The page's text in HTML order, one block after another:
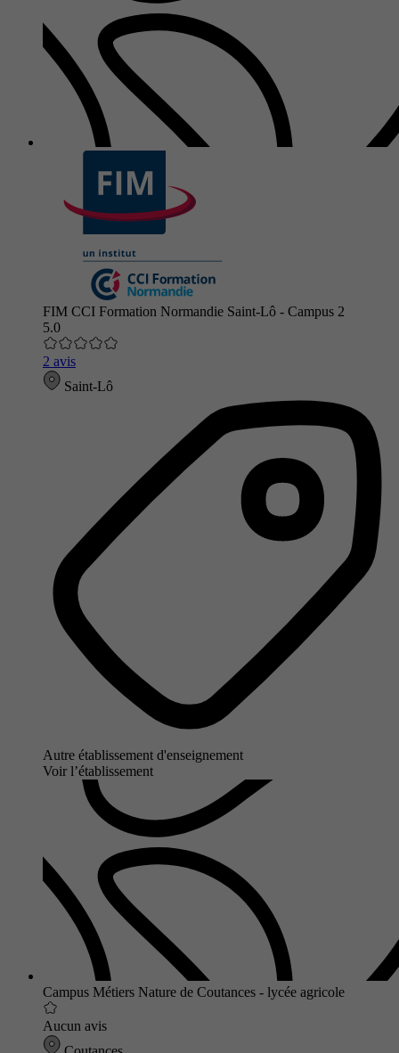
FIM CCI Formation Normandie Saint-Lô - Campus 2
5.0
2 avis
Saint-Lô
Autre établissement d'enseignement
Voir l’établissement
Campus Métiers Nature de Coutances - lycée agricole
Aucun avis